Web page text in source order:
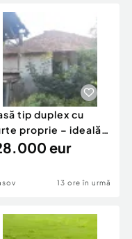
tip duplex cu
proprie – ideală
renovar
eur
13 ore în urmă